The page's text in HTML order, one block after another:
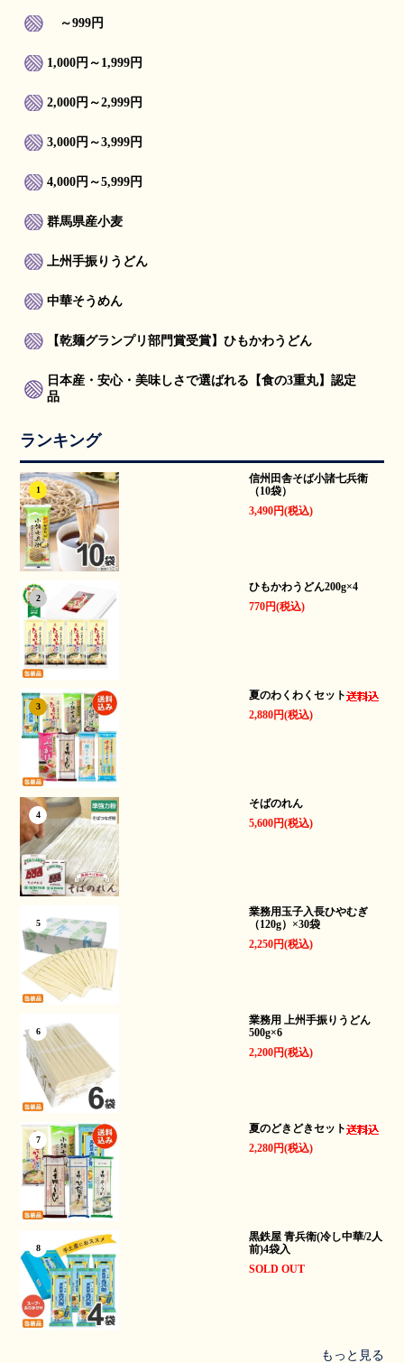
～999円
1,000円～1,999円
2,000円～2,999円
3,000円～3,999円
4,000円～5,999円
群馬県産小麦
上州手振りうどん
中華そうめん
【乾麺グランプリ部門賞受賞】ひもかわうどん
日本産・安心・美味しさで選ばれる【食の3重丸】認定
品
ランキング
1
信州田舎そば小諸七兵衛
（10袋）
3,490円(税込)
2
ひもかわうどん200g×4
770円(税込)
3
夏のわくわくセット
2,880円(税込)
4
そばのれん
5,600円(税込)
5
業務用玉子入長ひやむぎ
（120g）×30袋
2,250円(税込)
6
業務用 上州手振りうどん
500g×6
2,200円(税込)
7
夏のどきどきセット
2,280円(税込)
8
黒鉄屋 青兵衛(冷し中華/2人
前)4袋入
SOLD OUT
もっと見る